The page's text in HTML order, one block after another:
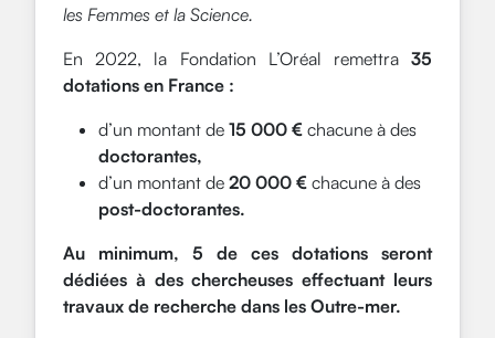
les Femmes et la Science.
En 2022, la Fondation L’Oréal remettra 35
dotations en France :
d’un montant de 15 000 € chacune à des
doctorantes,
d’un montant de 20 000 € chacune à des
post-doctorantes.
Au minimum, 5 de ces dotations seront
dédiées à des chercheuses effectuant leurs
travaux de recherche dans les Outre-mer.